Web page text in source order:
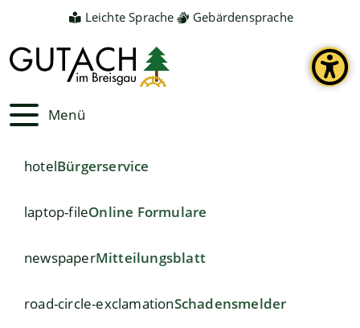
Leichte Sprache Gebärdensprache
Menü
hotelBürgerservice
laptop-fileOnline Formulare
newspaperMitteilungsblatt
road-circle-exclamationSchadensmelder